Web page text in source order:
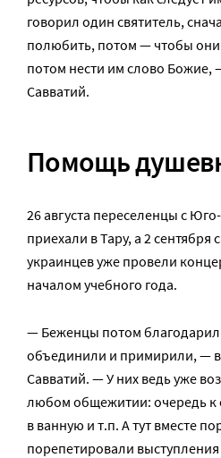
говорил один святитель,
полюбить, потом — чтобы
потом нести им слово Божие,
Савватий.
Помощь
26 августа переселенцы с
приехали в Тару, а 2 сентября
украинцев уже провели
началом учебного года.
— Беженцы потом
объединили и примирили, —
Савватий. — У них ведь уже
любом общежитии: очередь
в ванную и т.п. А тут вместе
порепетировали